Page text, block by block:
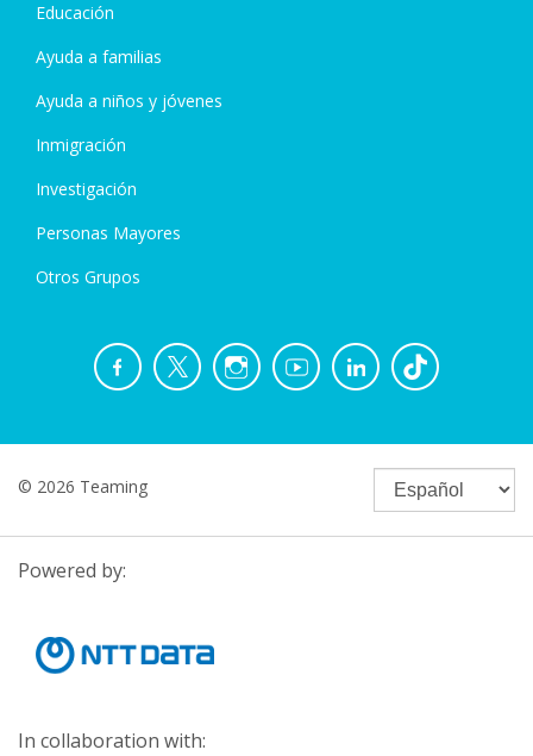
Educación
Ayuda a familias
Ayuda a niños y jóvenes
Inmigración
Investigación
Personas Mayores
Otros Grupos
© 2026 Teaming
Powered by:
In collaboration with: